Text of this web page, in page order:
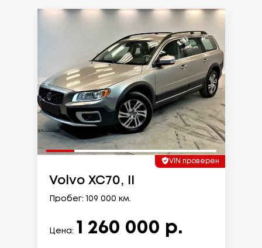
VIN проверен
Volvo XC70, II
Пробег: 109 000 км.
Цена: 1 260 000 р.